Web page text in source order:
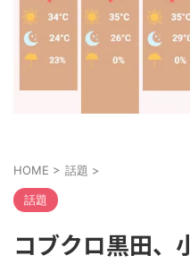
HOME > 話題 >
話題
コブクロ黒田、